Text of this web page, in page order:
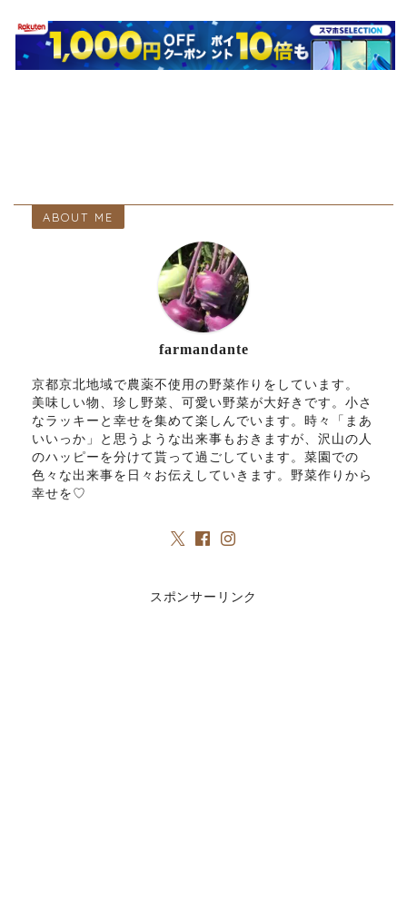
ABOUT ME
farmandante
京都京北地域で農薬不使用の野菜作りをしています。
美味しい物、珍し野菜、可愛い野菜が大好きです。小さ
なラッキーと幸せを集めて楽しんでいます。時々「まあ
いいっか」と思うような出来事もおきますが、沢山の人
のハッピーを分けて貰って過ごしています。菜園での
色々な出来事を日々お伝えしていきます。野菜作りから
幸せを♡
スポンサーリンク